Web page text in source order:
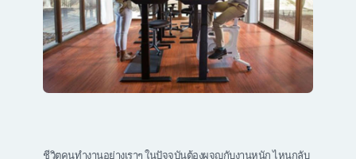
ชีวิตคนทำงานอย่างเราๆ ในปัจจุบันต้องผจญกับงานหนัก ไหนกลับ